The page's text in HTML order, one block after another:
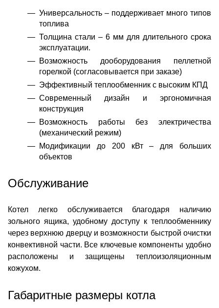
Универсальность – поддерживает много типов
топлива
Толщина стали – 6 мм для длительного срока
эксплуатации.
Возможность дооборудования пеллетной
горелкой (согласовывается при заказе)
Эффективный теплообменник с высоким КПД
Современный дизайн и эргономичная
конструкция
Возможность работы без электричества
(механический режим)
Модификации до 200 кВт – для больших
объектов
Обслуживание
Котел легко обслуживается благодаря наличию
зольного ящика, удобному доступу к теплообменнику
через верхнюю дверцу и возможности быстрой очистки
конвективной части. Все ключевые компоненты удобно
расположены и защищены теплоизоляционным
кожухом.
Габаритные размеры котла